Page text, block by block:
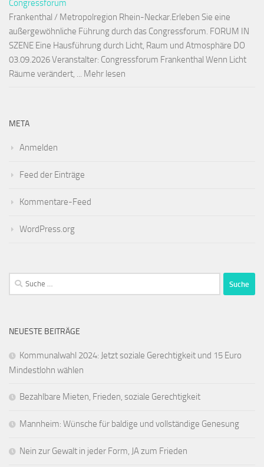
Congressforum
Frankenthal / Metropolregion Rhein-Neckar.Erleben Sie eine
außergewöhnliche Führung durch das Congressforum. FORUM IN
SZENE Eine Hausführung durch Licht, Raum und Atmosphäre DO
03.09.2026 Veranstalter: Congressforum Frankenthal Wenn Licht
Räume verändert, ... Mehr lesen
META
Anmelden
Feed der Einträge
Kommentare-Feed
WordPress.org
Suche
nach:
NEUESTE BEITRÄGE
Kommunalwahl 2024: Jetzt soziale Gerechtigkeit und 15 Euro
Mindestlohn wählen
Bezahlbare Mieten, Frieden, soziale Gerechtigkeit
Mannheim: Wünsche für baldige und vollständige Genesung
Nein zur Gewalt in jeder Form, JA zum Frieden